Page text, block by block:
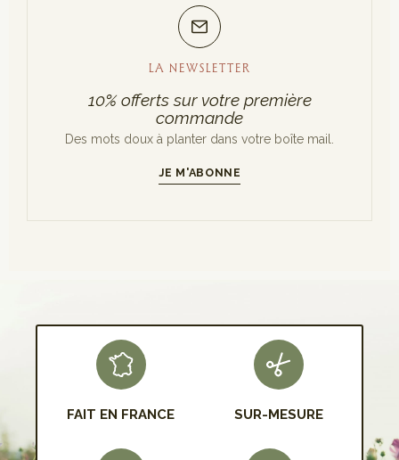
LA NEWSLETTER
10% offerts sur votre première
commande
Des mots doux à planter dans votre boîte mail.
JE M'ABONNE
S'INSCRIRE
FAIT EN FRANCE SUR-MESURE